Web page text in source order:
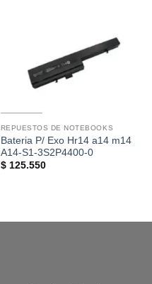
REPUESTOS DE NOTEBOOKS
Bateria P/ Exo Hr14 a14 m14
A14-S1-3S2P4400-0
$125.550